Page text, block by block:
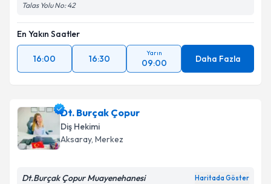
Talas Yolu No: 42
En Yakın Saatler
16:00 16:30
Yarın
09:00 Daha Fazla
Dt. Burçak Çopur
Diş Hekimi
Aksaray, Merkez
Dt.Burçak Çopur Muayenehanesi Haritada Göster